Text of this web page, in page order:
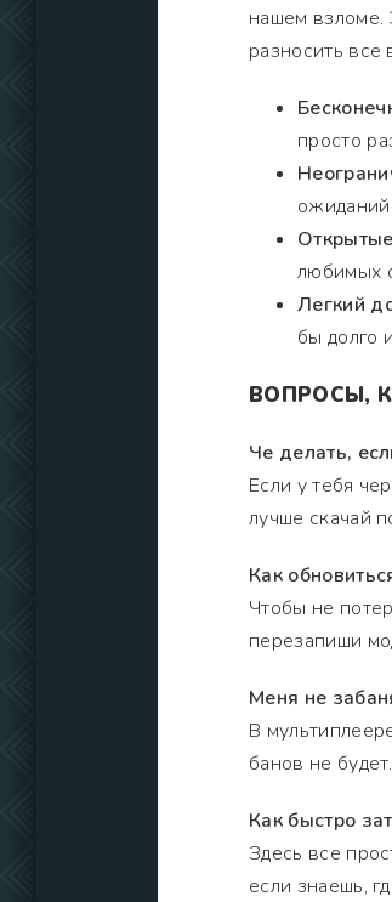
нашем взломе.
разносить все
просто
любимых
Легкий
бы долго
ВОПРОСЫ,
Че делать,
Если у тебя
лучше скачай
Как
Чтобы не
перезапиши
Меня не
В
банов не
Как быстро
Здесь все
если знаешь,